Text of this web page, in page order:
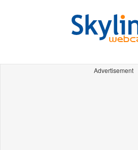
Advertisement